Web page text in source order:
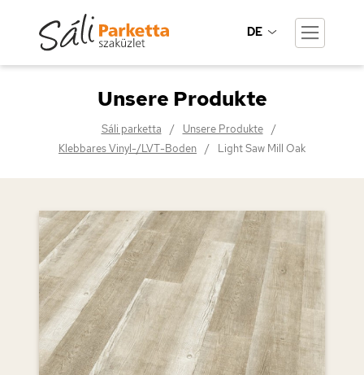
DE
Unsere Produkte
Sáli parketta
Unsere Produkte
Klebbares Vinyl-/LVT-Boden
Light Saw Mill Oak